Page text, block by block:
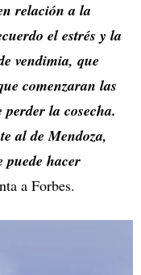
relación a la
el estrés y la
vendimia, que
comenzaran las
la cosecha.
al de Mendoza,
puede hacer
a Forbes.